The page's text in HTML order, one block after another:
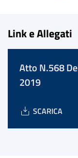
Link e Allegati
Atto N.568
2019
SCARICA